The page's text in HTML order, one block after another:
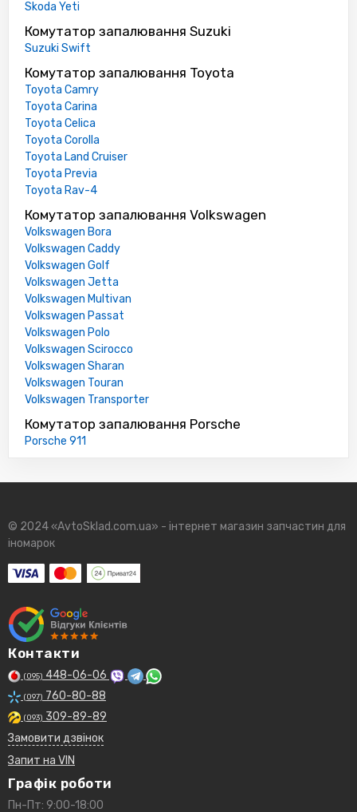
Skoda Yeti
Комутатор запалювання Suzuki
Suzuki Swift
Комутатор запалювання Toyota
Toyota Camry
Toyota Carina
Toyota Celica
Toyota Corolla
Toyota Land Cruiser
Toyota Previa
Toyota Rav-4
Комутатор запалювання Volkswagen
Volkswagen Bora
Volkswagen Caddy
Volkswagen Golf
Volkswagen Jetta
Volkswagen Multivan
Volkswagen Passat
Volkswagen Polo
Volkswagen Scirocco
Volkswagen Sharan
Volkswagen Touran
Volkswagen Transporter
Комутатор запалювання Porsche
Porsche 911
© 2024 «AvtoSklad.com.ua» - інтернет магазин запчастин для
іномарок
Контакти
(095) 448-06-06
(097) 760-80-88
(093) 309-89-89
Замовити дзвінок
Запит на VIN
Графік роботи
Пн-Пт: 9:00-18:00